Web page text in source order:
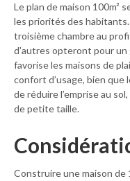
Le plan de maison 100m²
les priorités des
troisième chambre au
d’autres opteront pour
favorise les maisons de
confort d’usage, bien
de réduire l’emprise au
de petite taille.
Construire une maison